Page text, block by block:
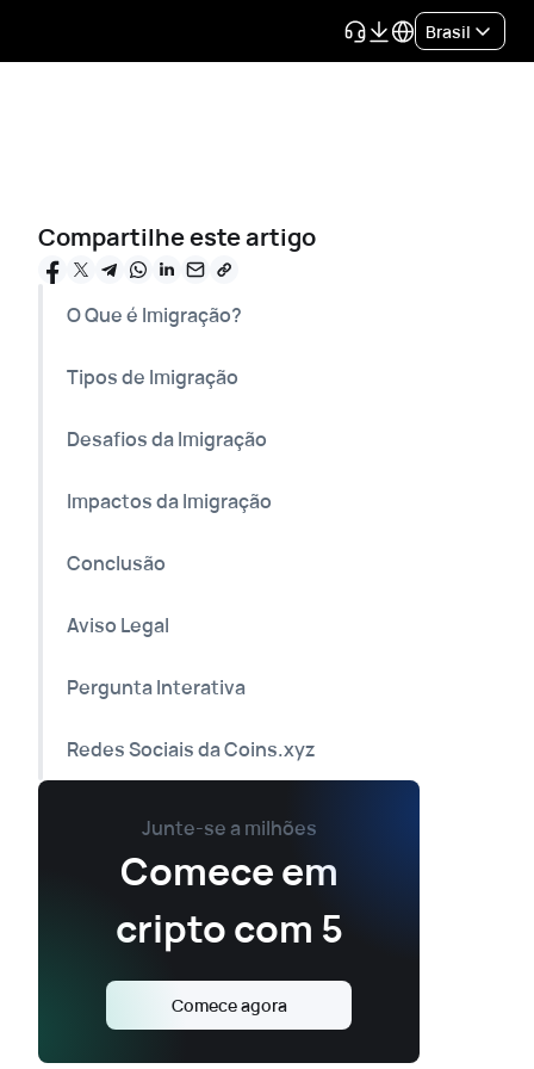
Brasil
Compartilhe este artigo
O Que é Imigração?
Tipos de Imigração
Desafios da Imigração
Impactos da Imigração
Conclusão
Aviso Legal
Pergunta Interativa
Redes Sociais da Coins.xyz
Junte-se a milhões
Comece em
cripto com 5
Comece agora